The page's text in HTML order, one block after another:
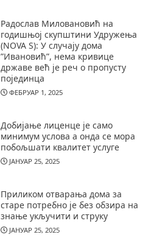
Радослав Миловановић на
годишњој скупштини Удружења
(NOVA S): У случају дома
”Ивановић”, нема кривице
државе већ је реч о пропусту
појединца
ФЕБРУАР 1, 2025
Добијање лиценце је само
минимум услова а онда се мора
побољшати квалитет услуге
ЈАНУАР 25, 2025
Приликом отварања дома за
старе потребно је без обзира на
знање укључити и струку
ЈАНУАР 25, 2025